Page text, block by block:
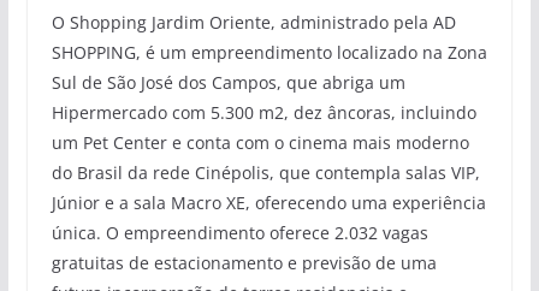
O Shopping Jardim Oriente, administrado pela AD
SHOPPING, é um empreendimento localizado na Zona
Sul de São José dos Campos, que abriga um
Hipermercado com 5.300 m2, dez âncoras, incluindo
um Pet Center e conta com o cinema mais moderno
do Brasil da rede Cinépolis, que contempla salas VIP,
Júnior e a sala Macro XE, oferecendo uma experiência
única. O empreendimento oferece 2.032 vagas
gratuitas de estacionamento e previsão de uma